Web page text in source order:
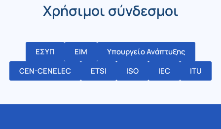
Χρήσιμοι σύνδεσμοι
ΕΣΥΠ ΕΙΜ
Υπουργείο Ανάπτυξης
CEN-CENELEC
ETSI ISO IEC ITU